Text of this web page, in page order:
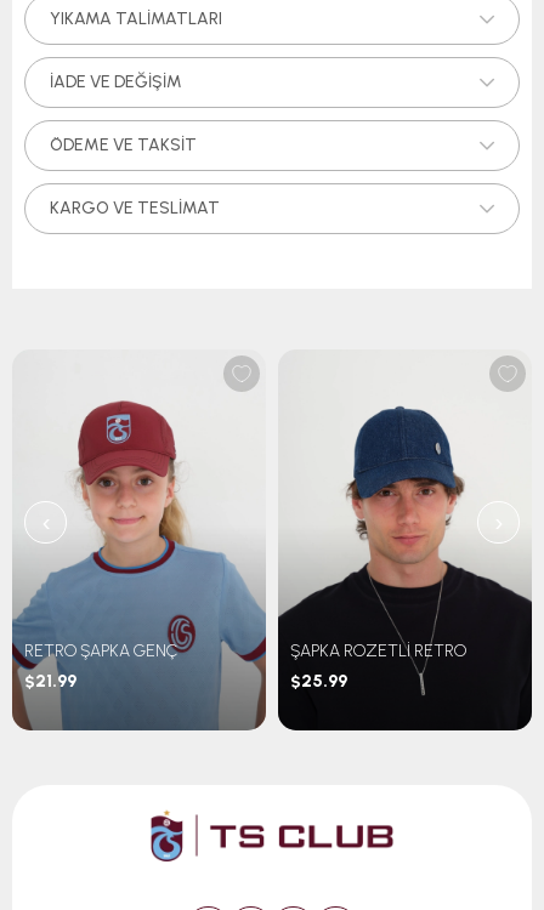
YIKAMA TALIMATLARI
İADE VE DEĞIŞIM
ÖDEME VE TAKSIT
KARGO VE TESLIMAT
RETRO ŞAPKA GENÇ
$21.99
ŞAPKA ROZETLİ RETRO
$25.99
‹ ›